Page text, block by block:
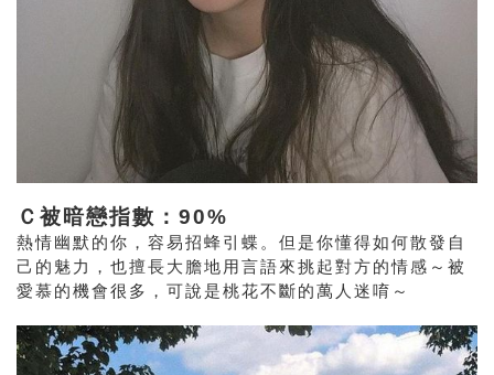
Ｃ被暗戀指數：90%
熱情幽默的你，容易招蜂引蝶。但是你懂得如何散發自
己的魅力，也擅長大膽地用言語來挑起對方的情感～被
愛慕的機會很多，可說是桃花不斷的萬人迷唷～